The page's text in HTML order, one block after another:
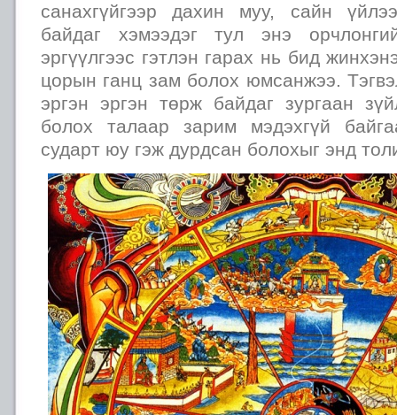
санахгүйгээр дахин муу, сайн
байдаг хэмээдэг тул энэ
эргүүлгээс гэтлэн гарах нь бид
цорын ганц зам болох юмсанжээ.
эргэн эргэн төрж байдаг зургаан
болох талаар зарим мэдэхгүй
сударт юу гэж дурдсан болохыг энд